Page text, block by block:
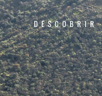
DESCOBRIR